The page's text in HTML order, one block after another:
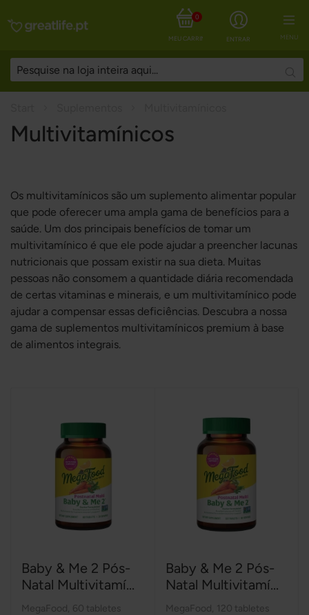
MENU
ENTRAR
MEU CARRINHO
0
Multivitamínicos
Os multivitamínicos são um suplemento alimentar popular
que pode oferecer uma ampla gama de benefícios para a
saúde. Um dos principais benefícios de tomar um
multivitamínico é que ele pode ajudar a preencher lacunas
nutricionais que possam existir na sua dieta. Muitas
pessoas não consomem a quantidade diária recomendada
de certas vitaminas e minerais, e um multivitamínico pode
ajudar a compensar essas deficiências. Descubra a nossa
gama de suplementos multivitamínicos premium à base
de alimentos integrais.
Baby & Me 2 Pós-
Natal Multivitamí...
MegaFood 60 tabletes
Baby & Me 2 Pós-
Natal Multivitamí...
MegaFood 120 tabletes